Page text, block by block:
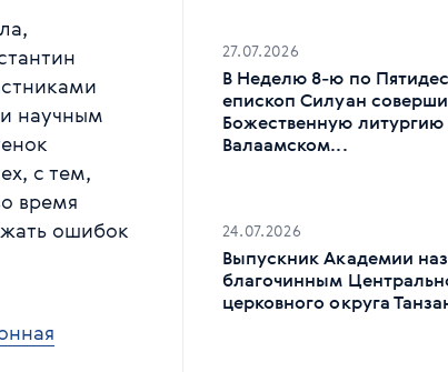
научным
с тем,
время
ошибок
27.07.2026
В Неделю 8-ю по
епископ Силуан
Божественную литургию
Валаамском...
24.07.2026
Выпускник Академии
благочинным
церковного округа